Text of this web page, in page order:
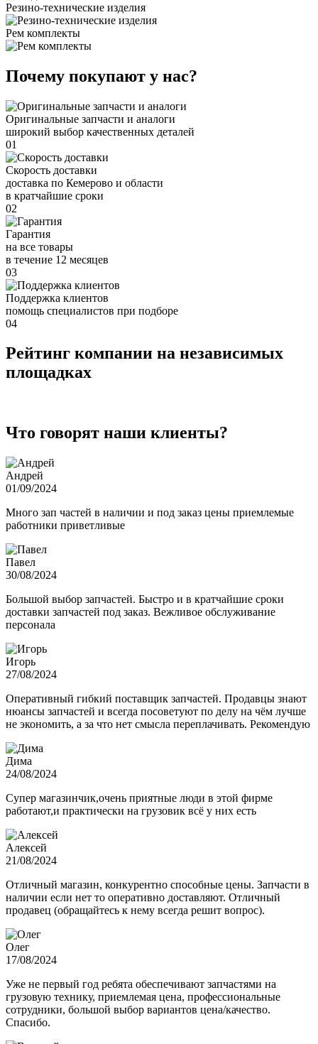
Резино-технические изделия
Рем комплекты
Почему покупают у нас?
Оригинальные запчасти и аналоги
широкий выбор качественных деталей
01
Скорость доставки
доставка по Кемерово и области
в кратчайшие сроки
02
Гарантия
на все товары
в течение 12 месяцев
03
Поддержка клиентов
помощь специалистов при подборе
04
Рейтинг компании на независимых
площадках
Что говорят наши клиенты?
Андрей
01/09/2024
Много зап частей в наличии и под заказ цены приемлемые
работники приветливые
Павел
30/08/2024
Большой выбор запчастей. Быстро и в кратчайшие сроки
доставки запчастей под заказ. Вежливое обслуживание
персонала
Игорь
27/08/2024
Оперативный гибкий поставщик запчастей. Продавцы знают
нюансы запчастей и всегда посоветуют по делу на чём лучше
не экономить, а за что нет смысла переплачивать. Рекомендую
Дима
24/08/2024
Супер магазинчик,очень приятные люди в этой фирме
работают,и практически на грузовик всё у них есть
Алексей
21/08/2024
Отличный магазин, конкурентно способные цены. Запчасти в
наличии если нет то оперативно доставляют. Отличный
продавец (обращайтесь к нему всегда решит вопрос).
Олег
17/08/2024
Уже не первый год ребята обеспечивают запчастями на
грузовую технику, приемлемая цена, профессиональные
сотрудники, большой выбор вариантов цена/качество.
Спасибо.